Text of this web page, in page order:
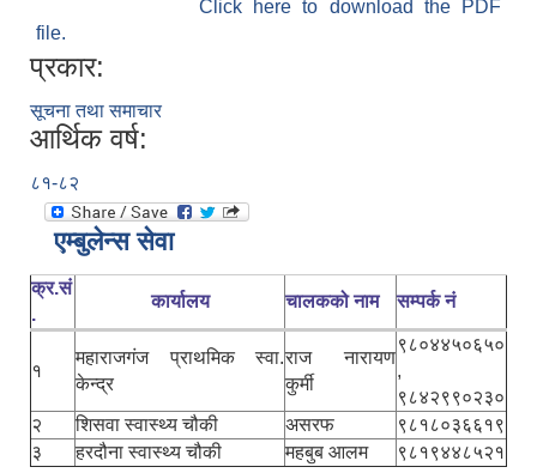
Click here to download the PDF
file.
प्रकार:
सूचना तथा समाचार
आर्थिक वर्ष:
८१-८२
एम्बुलेन्स सेवा
क्र.सं
.
कार्यालय चालकको नाम सम्पर्क नं
१
महाराजगंज प्राथमिक स्वा.
केन्द्र
राज नारायण
कुर्मी
९८०४४५०६५०
,
९८४२९९०२३०
२
शिसवा स्वास्थ्य चौकी असरफ
९८१८०३६६१९
३
हरदौना स्वास्थ्य चौकी महबुब आलम ९८१९४४८५२१